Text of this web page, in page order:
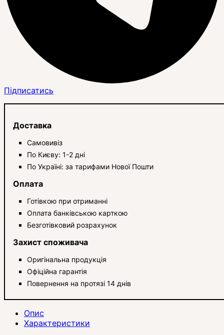
Підписатись
Доставка
Самовивіз
По Києву: 1-2 дні
По Україні: за тарифами Нової Пошти
Оплата
Готівкою при отриманні
Оплата банківською карткою
Безготівковий розрахунок
Захист споживача
Оригінальна продукція
Офіційна гарантія
Повернення на протязі 14 днів
Опис
Характеристики